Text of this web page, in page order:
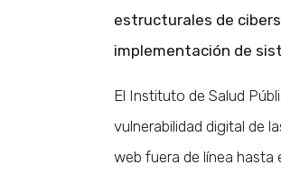
estructurales de
implementación de
El Instituto de Salud
vulnerabilidad digital de
web fuera de línea